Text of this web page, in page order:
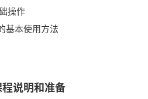
操作
基本使用方法
说明和准备